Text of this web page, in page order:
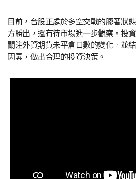
目前，台股正處於多空交戰的膠著狀
方勝出，還有待市場進一步觀察。投
關注外資期貨未平倉口數的變化，並
因素，做出合理的投資決策。